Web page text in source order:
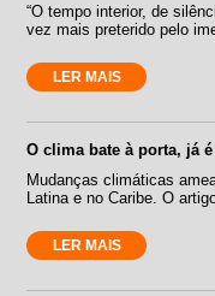
“O tempo interior, de
vez mais preterido pelo
LER MAIS
O clima bate à porta, já
Mudanças climáticas
Latina e no Caribe. O
LER MAIS